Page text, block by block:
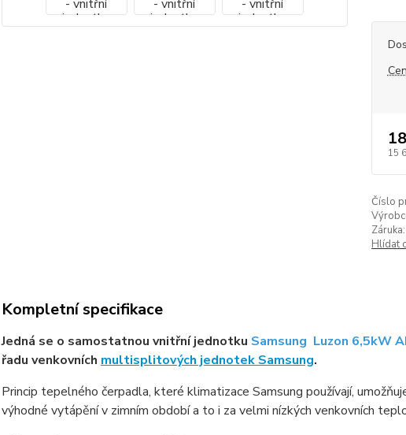
15
Číslo
Záruka:
Hlídat
Kompletní specifikace
Jedná se o samostatnou vnitřní jednotku Samsung Luzon 6,5kW
řadu venkovních multisplitových jednotek Samsung.
Princip tepelného čerpadla, které klimatizace Samsung používají,
výhodné vytápění v zimním období a to i za velmi nízkých venkovních